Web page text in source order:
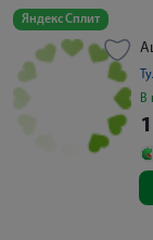
Яндекс Сплит
В